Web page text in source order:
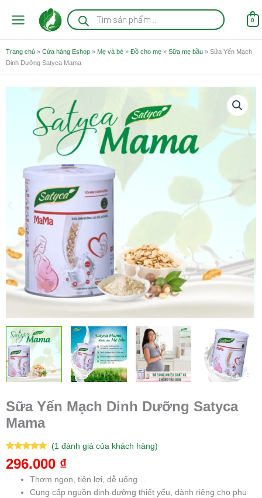
Tìm
kiếm
sản
0
Trang chủ » Cửa hàng Eshop » Mẹ và bé » Đồ cho mẹ » Sữa mẹ bầu » Sữa Yến Mạch
Dinh Dưỡng Satyca Mama
Sữa Yến Mạch Dinh Dưỡng Satyca
Mama
5.00 trên 5
dựa trên
1
(1 đánh giá của khách hàng)
296.000 ₫
Thơm ngon, tiện lợi, dễ uống…
Cung cấp nguồn dinh dưỡng thiết yếu, dành riêng cho phụ